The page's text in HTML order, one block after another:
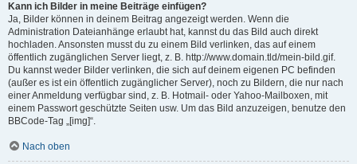
Kann ich Bilder in meine Beiträge einfügen?
Ja, Bilder können in deinem Beitrag angezeigt werden. Wenn die
Administration Dateianhänge erlaubt hat, kannst du das Bild auch direkt
hochladen. Ansonsten musst du zu einem Bild verlinken, das auf einem
öffentlich zugänglichen Server liegt, z. B. http://www.domain.tld/mein-bild.gif.
Du kannst weder Bilder verlinken, die sich auf deinem eigenen PC befinden
(außer es ist ein öffentlich zugänglicher Server), noch zu Bildern, die nur nach
einer Anmeldung verfügbar sind, z. B. Hotmail- oder Yahoo-Mailboxen, mit
einem Passwort geschützte Seiten usw. Um das Bild anzuzeigen, benutze den
BBCode-Tag „[img]“.
Nach oben